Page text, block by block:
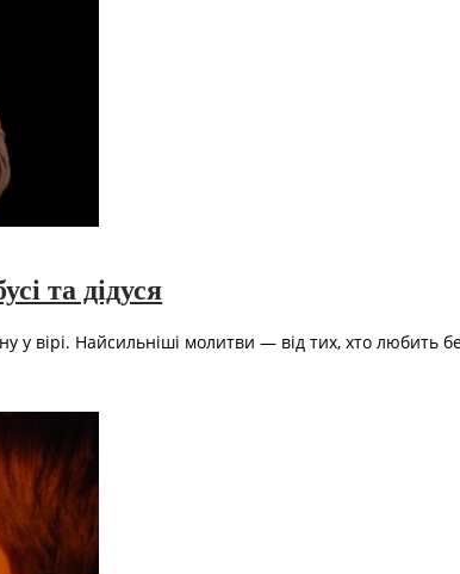
та дідуся
вірі. Найсильніші молитви — від тих, хто любить